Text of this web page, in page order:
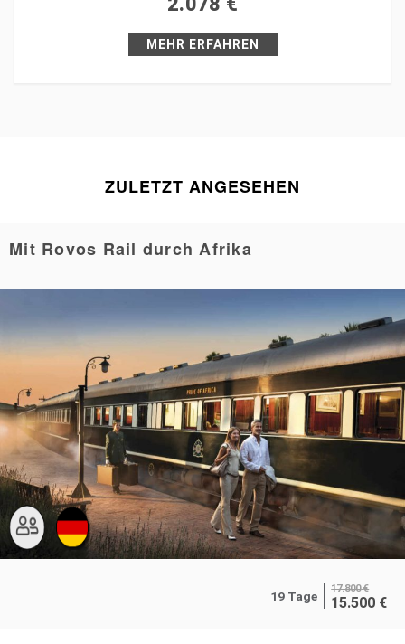
MEHR ERFAHREN
ZULETZT ANGESEHEN
Mit Rovos Rail durch Afrika
19 Tage
17.800 €
15.500 €